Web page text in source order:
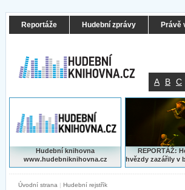
Reportáže Hudební zprávy Právě
A B C
Hudební knihovna
www.hudebniknihovna.cz
REPORTÁŽ:
hvězdy zazářily v
Úvodní strana | Hudební rejstřík